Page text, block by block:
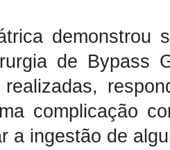
demonstrou
de Bypass
complicação
a ingestão de